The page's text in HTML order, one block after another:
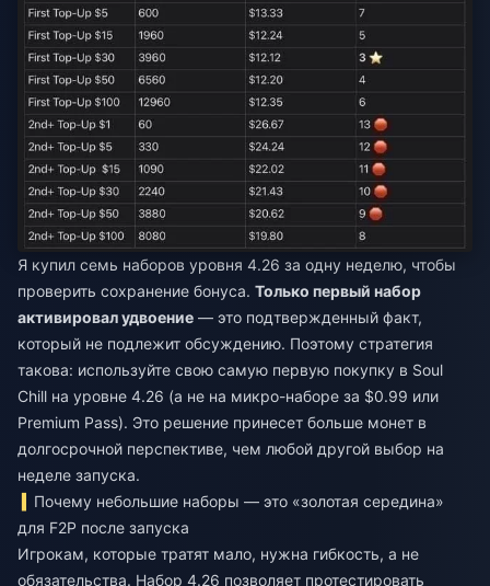
Я купил семь наборов уровня 4.26 за одну неделю, чтобы
проверить сохранение бонуса. Только первый набор
активировал удвоение — это подтвержденный факт,
который не подлежит обсуждению. Поэтому стратегия
такова: используйте свою самую первую покупку в Soul
Chill на уровне 4.26 (а не на микро-наборе за $0.99 или
Premium Pass). Это решение принесет больше монет в
долгосрочной перспективе, чем любой другой выбор на
неделе запуска.
Почему небольшие наборы — это «золотая середина»
для F2P после запуска
Игрокам, которые тратят мало, нужна гибкость, а не
обязательства. Набор 4.26 позволяет протестировать